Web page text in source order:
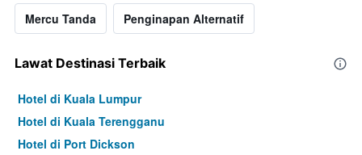
Mercu Tanda Penginapan Alternatif
Lawat Destinasi Terbaik
Hotel di Kuala Lumpur
Hotel di Kuala Terengganu
Hotel di Port Dickson